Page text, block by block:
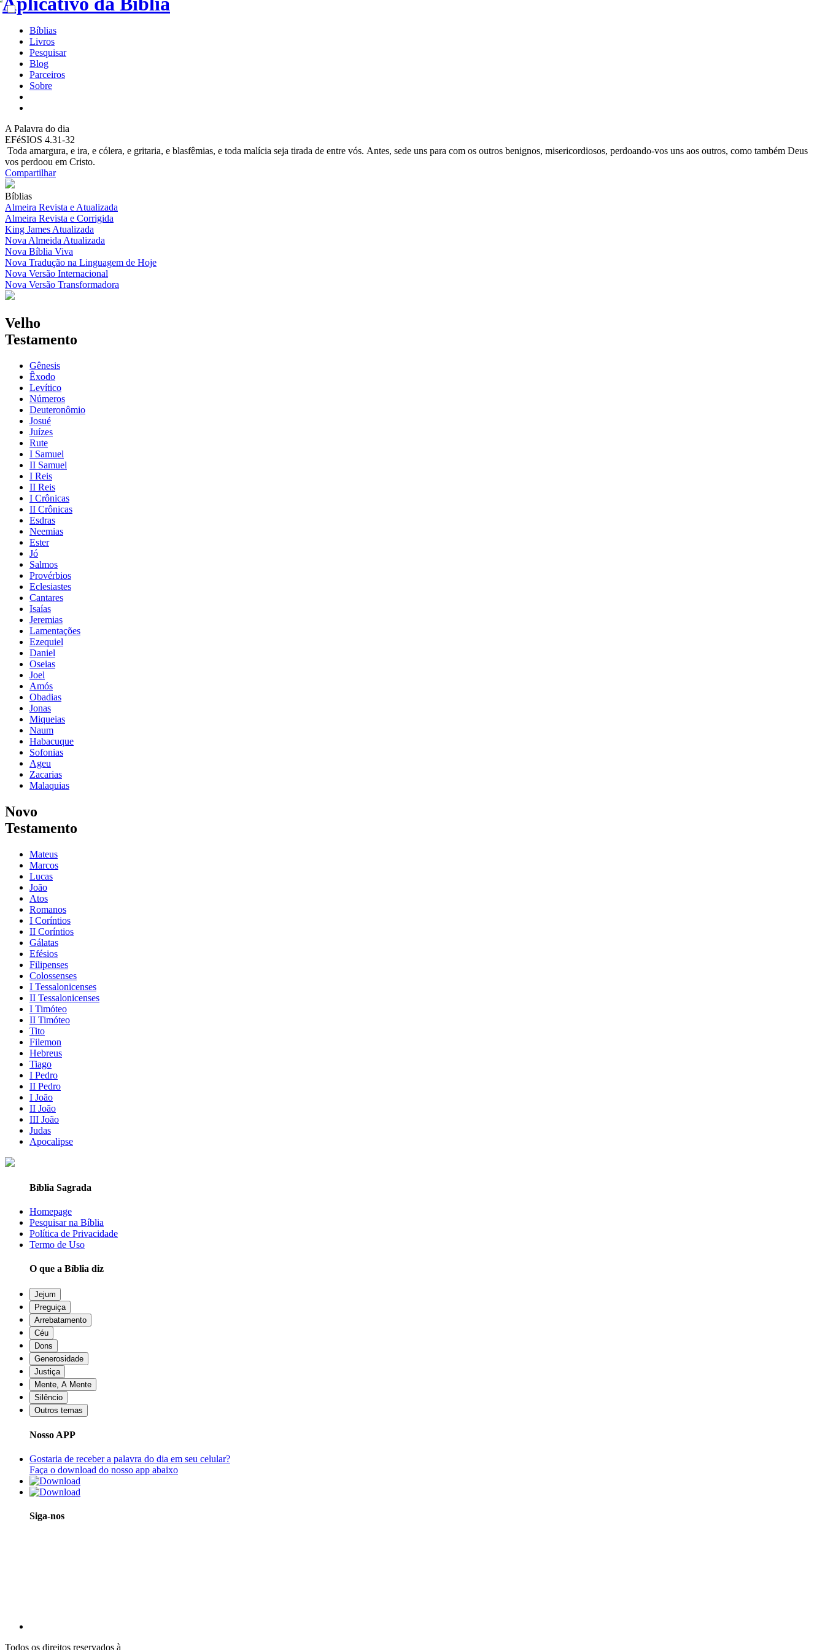
Bíblias
Livros
Pesquisar
Blog
Parceiros
Sobre
A Palavra do dia
EFéSIOS 4.31-32
Toda amargura, e ira, e cólera, e gritaria, e blasfêmias, e toda malícia seja tirada de entre vós. Antes, sede uns para com os outros benignos, misericordiosos, perdoando-vos uns aos outros, como também Deus
vos perdoou em Cristo.
Compartilhar
Bíblias
Almeira Revista e Atualizada
Almeira Revista e Corrigida
King James Atualizada
Nova Almeida Atualizada
Nova Bíblia Viva
Nova Tradução na Linguagem de Hoje
Nova Versão Internacional
Nova Versão Transformadora
Velho
Testamento
Gênesis
Êxodo
Levítico
Números
Deuteronômio
Josué
Juízes
Rute
I Samuel
II Samuel
I Reis
II Reis
I Crônicas
II Crônicas
Esdras
Neemias
Ester
Jó
Salmos
Provérbios
Eclesiastes
Cantares
Isaías
Jeremias
Lamentações
Ezequiel
Daniel
Oseias
Joel
Amós
Obadias
Jonas
Miqueias
Naum
Habacuque
Sofonias
Ageu
Zacarias
Malaquias
Novo
Testamento
Mateus
Marcos
Lucas
João
Atos
Romanos
I Coríntios
II Coríntios
Gálatas
Efésios
Filipenses
Colossenses
I Tessalonicenses
II Tessalonicenses
I Timóteo
II Timóteo
Tito
Filemon
Hebreus
Tiago
I Pedro
II Pedro
I João
II João
III João
Judas
Apocalipse
Bíblia Sagrada
Homepage
Pesquisar na Bíblia
Política de Privacidade
Termo de Uso
O que a Bíblia diz
Jejum
Preguiça
Arrebatamento
Céu
Dons
Generosidade
Justiça
Mente, A Mente
Silêncio
Outros temas
Nosso APP
Gostaria de receber a palavra do dia em seu celular?
Faça o download do nosso app abaixo
Siga-nos
Todos os direitos reservados à